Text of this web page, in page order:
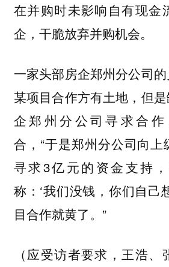
在并购时未影响自有现金
企，干脆放弃并购机会。
一家头部房企郑州分公司
某项目合作方有土地，但
企郑州分公司寻求合
合，“于是郑州分公司向上
寻求3亿元的资金支持
称：‘我们没钱，你们自己
目合作就黄了。”
（应受访者要求，王浩